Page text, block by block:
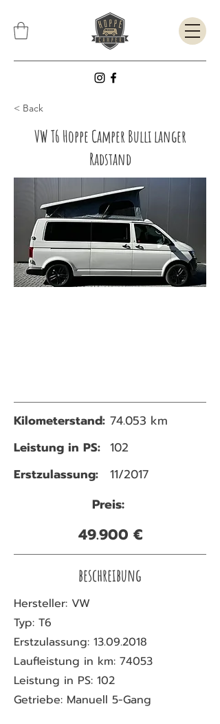
< Back
VW T6 Hoppe Camper Bulli langer
Radstand
Kilometerstand: 74.053 km
Leistung in PS: 102
Erstzulassung:
11/2017
Preis:
49.900 €
beschreibung
Hersteller: VW
Typ: T6
Erstzulassung: 13.09.2018
Laufleistung in km: 74053
Leistung in PS: 102
Getriebe: Manuell 5-Gang